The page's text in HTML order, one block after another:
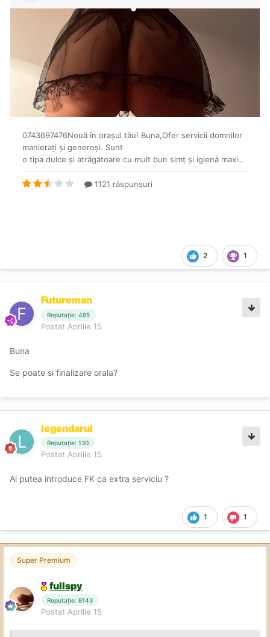
2 1
Futureman
Reputație: 485
Postat Aprilie 15
Buna
Se poate si finalizare orala?
legendarul
Reputație: 130
Postat Aprilie 15
Ai putea introduce FK ca extra serviciu ?
1 1
Super Premium
fullspy
Reputație: 8143
Postat Aprilie 15